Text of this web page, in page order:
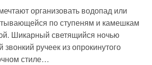
организовать водопад или
по ступеням и камешкам
Шикарный светящийся ночью
ручеек из опрокинутого
стиле…